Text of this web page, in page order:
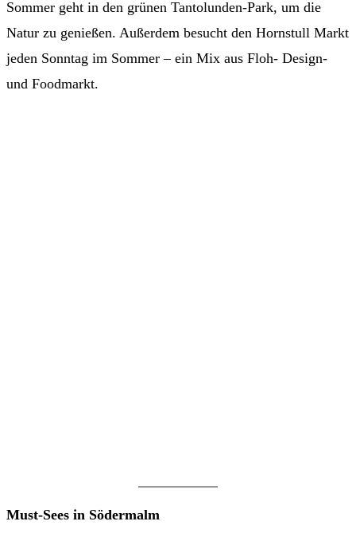
Sommer geht in den grünen Tantolunden-Park, um die
Natur zu genießen. Außerdem besucht den Hornstull Markt
jeden Sonntag im Sommer – ein Mix aus Floh- Design-
und Foodmarkt.
Must-Sees in Södermalm